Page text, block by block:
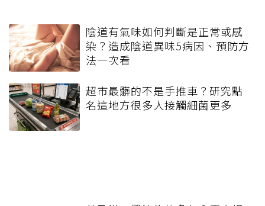
陰道有氣味如何判斷是正常或感
染？造成陰道異味5病因、預防方
法一次看
超市最髒的不是手推車？研究點
名這地方很多人接觸細菌更多